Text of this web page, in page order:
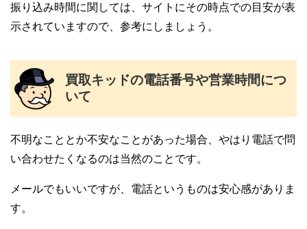
振り込み時間に関しては、サイトにその時点での目安が表
示されていますので、参考にしましょう。
買取キッドの電話番号や営業時間につ
いて
不明なこととか不安なことがあった場合、やはり電話で問
い合わせたくなるのは当然のことです。
メールでもいいですが、電話というものは安心感がありま
す。